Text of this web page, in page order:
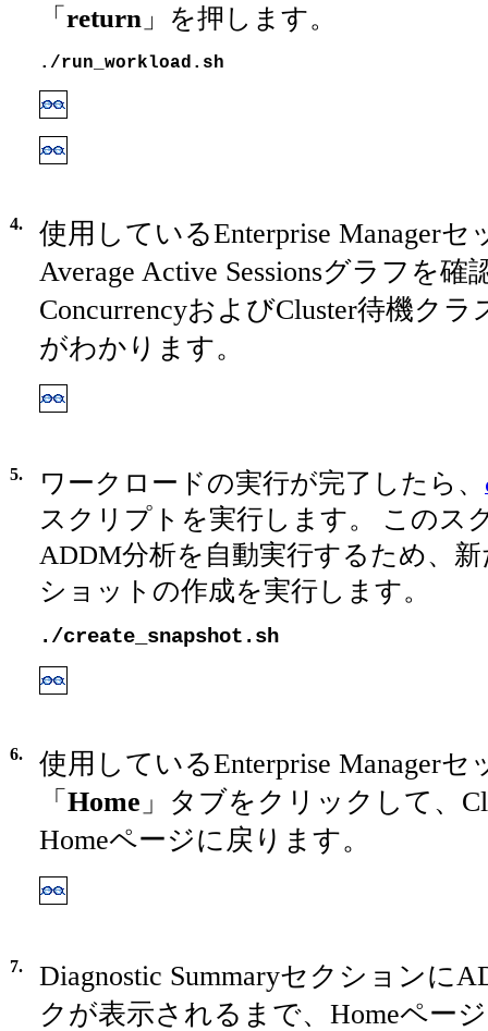
「 return 」を押します。
./run_workload.sh
4.
使用しているEnterprise Manager
Average Active Sessionsグラフを確
ConcurrencyおよびCluster待機ク
がわかります。
5. ワークロードの実行が完了したら、
スクリプトを実行します。 このス
ADDM分析を自動実行するため、
ショットの作成を実行します。
./create_snapshot.sh
6.
使用しているEnterprise Manager
「 Home 」タブをクリックして、
Homeページに戻ります。
7.
Diagnostic Summaryセクションに
クが表示されるまで、Homeペー